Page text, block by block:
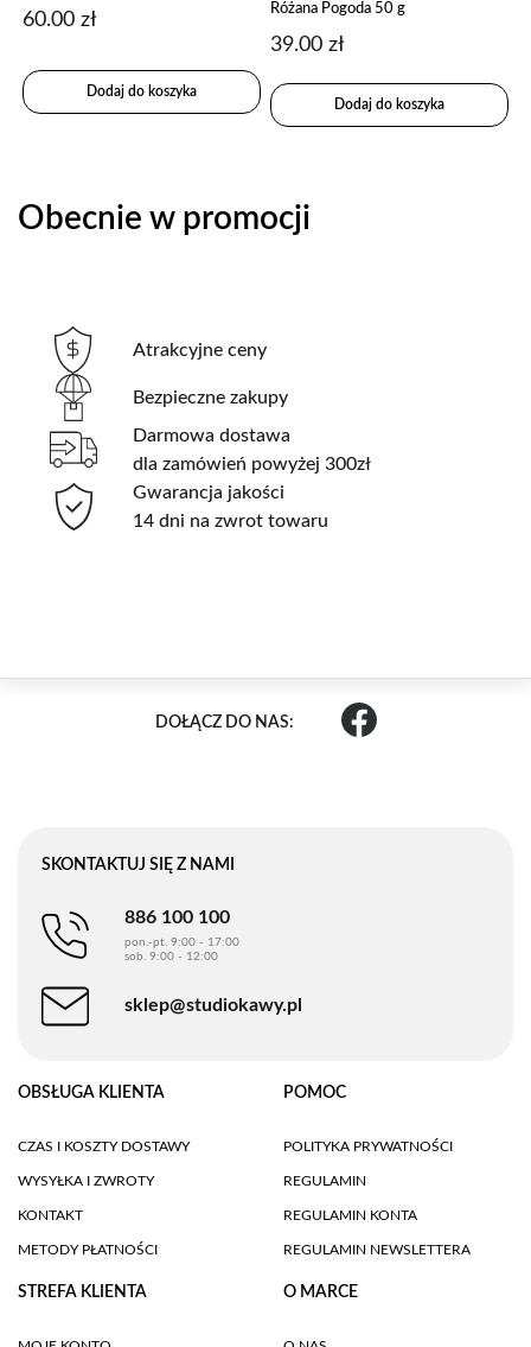
60.00zł
Dodaj do koszyka
Różana Pogoda 50 g
39.00zł
Dodaj do koszyka
Obecnie w promocji
Atrakcyjne ceny
Bezpieczne zakupy
Darmowa dostawa
dla zamówień powyżej 300zł
Gwarancja jakości
14 dni na zwrot towaru
DOŁĄCZ DO NAS:
SKONTAKTUJ SIĘ Z NAMI
886 100 100
pon.-pt. 9:00 - 17:00
sob. 9:00 - 12:00
sklep@studiokawy.pl
OBSŁUGA KLIENTA
CZAS I KOSZTY DOSTAWY
WYSYŁKA I ZWROTY
KONTAKT
METODY PŁATNOŚCI
POMOC
POLITYKA PRYWATNOŚCI
REGULAMIN
REGULAMIN KONTA
REGULAMIN NEWSLETTERA
STREFA KLIENTA O MARCE